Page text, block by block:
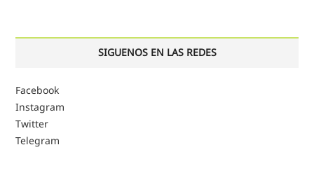
SIGUENOS EN LAS REDES
Facebook
Instagram
Twitter
Telegram